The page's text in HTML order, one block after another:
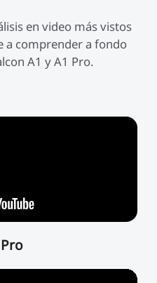
en video más vistos
a comprender a fondo
A1 y A1 Pro.